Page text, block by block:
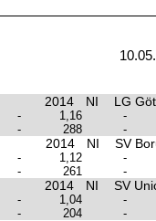
2014 NI LG
- 1,16
-
- 288 -
2014 NI SV
- 1,12
-
- 261 -
2014 NI SV
- 1,04
-
- 204 -